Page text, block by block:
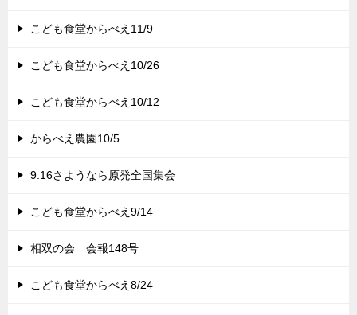
こども食堂からべえ11/9
こども食堂からべえ10/26
こども食堂からべえ10/12
からべえ農園10/5
9.16さようなら原発全国集会
こども食堂からべえ9/14
相双の会 会報148号
こども食堂からべえ8/24